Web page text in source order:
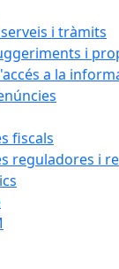
i tràmits
i
a la
fiscals
reguladores i